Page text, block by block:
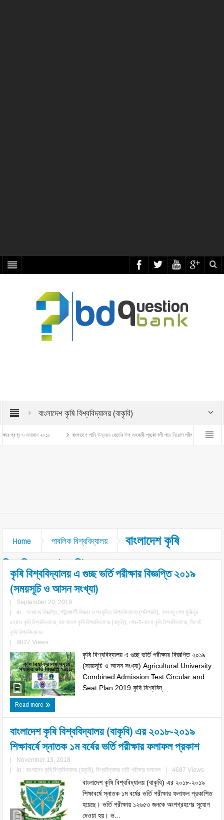
বাংলাদেশ কৃষি বিশ্ববিদ্যালয় (বাকৃবি)
ও সমাধান ২০১৮ বাংলাদেশ পানি উন্নয়ন বোর্ডের উপ-সহকারী প্রকৌশলী পদে নিয়োগ পরীক্ষার প্রশ্ন ও সমাধান –
Home পাবলিক বিশ্ববিদ্যালয়
বাংলাদেশ কৃষি
বিশ্ববিদ্যালয় (বাকৃবি)
কৃষি বিশ্ববিদ্যালয় এ গুচ্ছ ভর্তি পরীক্ষার বিজ্ঞপ্তি ২০১৯
(সময়সূচি ও আসন সংখ্যা)
September 20, 2019
in :অন্যান্য বিজ্ঞপ্তি,পটুয়াখালী বিজ্ঞান ও প্রযুক্তি বিশ্ববিদ্যালয় (পবিপ্রবি),বঙ্গবন্ধু শেখ মুজিবুর
রহমান কৃষি বিশ্ববিদ্যালয়,বাংলাদেশ কৃষি বিশ্ববিদ্যালয় (বাকৃবি),শের-ই-বাংলা কৃষি বিশ্ববিদ্যালয়,সিলেট
কৃষি বিশ্ববিদ্যালয়
9827 Views
কৃষি বিশ্ববিদ্যালয় এ গুচ্ছ ভর্তি পরীক্ষার বিজ্ঞপ্তি ২০১৯
(সময়সূচি ও আসন সংখ্যা) Agricultural University
Combined Admission Test Circular and
Seat Plan 2019 কৃষি বিশ্ববিদ্...
Read more
বাংলাদেশ কৃষি বিশ্ববিদ্যালয় (বাকৃবি) এর ২০১৮-২০১৯
শিক্ষাবর্ষে স্নাতক ১ম বর্ষের ভর্তি পরীক্ষার ফলাফল প্রকাশ
November 13, 2018
in :বাংলাদেশ কৃষি বিশ্ববিদ্যালয় (বাকৃবি),বিশ্ববিদ্যালয় ভর্তি পরীক্ষার ফলাফল 4687 Views
বাংলাদেশ কৃষি বিশ্ববিদ্যালয় (বাকৃবি) এর ২০১৮-২০১৯
শিক্ষাবর্ষে স্নাতক ১ম বর্ষের ভর্তি পরীক্ষার ফলাফল প্রকাশিত
হয়েছে। ভর্তি পরীক্ষায় ১২৬৫৩ জনকে অংশগ্রহণের সুযোগ
দেওয়া হয়। ভ...